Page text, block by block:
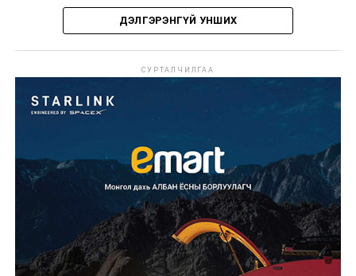
хурлын зардал, Засгийн газрын өр, орон нутгийн нөөц
хөрөнгийн санхүүжилтийг хэвийн үргэлжлүүлэхээр
шийдвэрлэжээ.
Харин дараах зардлыг хязгаарлахаар болсон байна.
Үүнд:
Олон улсын болон Засгийн газрын
шийдвэртэйгээс бусад хурал, зөвлөгөөн, ой,
тэмдэглэлт өдөр, найр наадам, соёлын арга
Урьдчилан төлөвлөсөн төрийн өндөр албан
тушаалтны томилолтоос бусад гадаад
томилолт, гадаадын зочин хүлээн авах зардал;
ДЭЛГЭРЭНГҮЙ УНШИХ
СУРТАЛЧИЛГАА